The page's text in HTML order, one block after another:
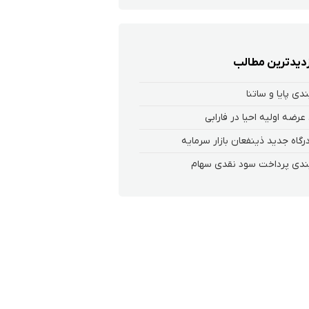
مطالب
پایا و ساتنا
اولیه احیا در فارابی
درگاه جدید ذینفعان بازار سرمایه
پرداخت سود نقدی سهام‌